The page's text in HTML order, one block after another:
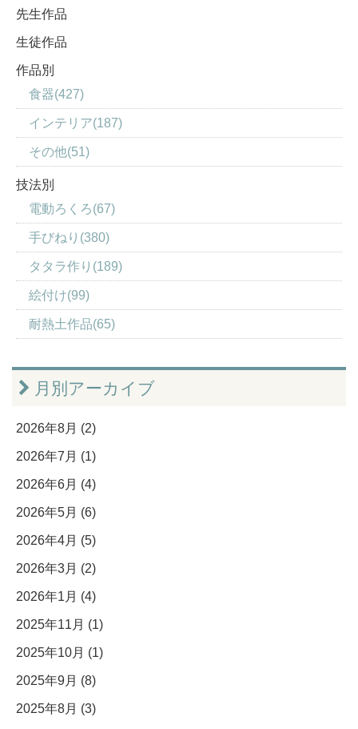
先生作品
生徒作品
作品別
食器(427)
インテリア(187)
その他(51)
技法別
電動ろくろ(67)
手びねり(380)
タタラ作り(189)
絵付け(99)
耐熱土作品(65)
月別アーカイブ
2026年8月 (2)
2026年7月 (1)
2026年6月 (4)
2026年5月 (6)
2026年4月 (5)
2026年3月 (2)
2026年1月 (4)
2025年11月 (1)
2025年10月 (1)
2025年9月 (8)
2025年8月 (3)